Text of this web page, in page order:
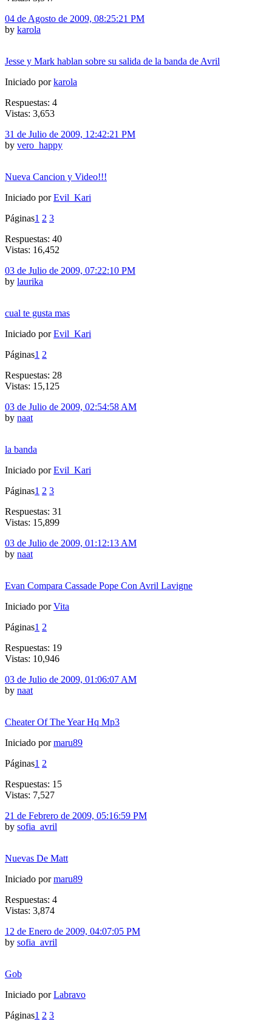
04 de Agosto de 2009, 08:25:21 PM
by karola
Jesse y Mark hablan sobre su salida de la banda de Avril
Iniciado porkarola
Respuestas: 4
Vistas: 3,653
31 de Julio de 2009, 12:42:21 PM
by vero_happy
Nueva Cancion y Video!!!
Iniciado porEvil_Kari
Páginas1 2 3
Respuestas: 40
Vistas: 16,452
03 de Julio de 2009, 07:22:10 PM
by laurika
cual te gusta mas
Iniciado porEvil_Kari
Páginas1 2
Respuestas: 28
Vistas: 15,125
03 de Julio de 2009, 02:54:58 AM
by naat
la banda
Iniciado porEvil_Kari
Páginas1 2 3
Respuestas: 31
Vistas: 15,899
03 de Julio de 2009, 01:12:13 AM
by naat
Evan Compara Cassade Pope Con Avril Lavigne
Iniciado porVita
Páginas1 2
Respuestas: 19
Vistas: 10,946
03 de Julio de 2009, 01:06:07 AM
by naat
Cheater Of The Year Hq Mp3
Iniciado pormaru89
Páginas1 2
Respuestas: 15
Vistas: 7,527
21 de Febrero de 2009, 05:16:59 PM
by sofia_avril
Nuevas De Matt
Iniciado pormaru89
Respuestas: 4
Vistas: 3,874
12 de Enero de 2009, 04:07:05 PM
by sofia_avril
Gob
Iniciado porLabravo
Páginas1 2 3